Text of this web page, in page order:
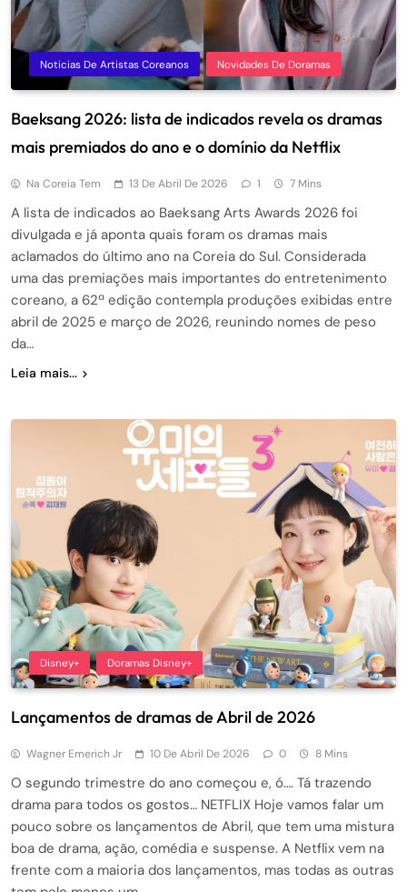
Noticias De Artistas Coreanos Novidades De Doramas
Baeksang 2026: lista de indicados revela os dramas
mais premiados do ano e o domínio da Netflix
Na Coreia Tem 13 De Abril De 2026 1 7 Mins
A lista de indicados ao Baeksang Arts Awards 2026 foi
divulgada e já aponta quais foram os dramas mais
aclamados do último ano na Coreia do Sul. Considerada
uma das premiações mais importantes do entretenimento
coreano, a 62ª edição contempla produções exibidas entre
abril de 2025 e março de 2026, reunindo nomes de peso
da…
Leia mais...
Disney+ Doramas Disney+
Lançamentos de dramas de Abril de 2026
Wagner Emerich Jr 10 De Abril De 2026 0 8 Mins
O segundo trimestre do ano começou e, ó…. Tá trazendo
drama para todos os gostos… NETFLIX Hoje vamos falar um
pouco sobre os lançamentos de Abril, que tem uma mistura
boa de drama, ação, comédia e suspense. A Netflix vem na
frente com a maioria dos lançamentos, mas todas as outras